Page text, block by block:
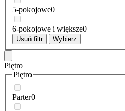
5-pokojowe0
6-pokojowe i większe0
Usuń filtr Wybierz
Piętro
Piętro
Parter0